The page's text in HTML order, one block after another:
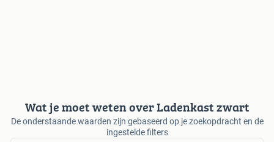
Wat je moet weten over Ladenkast zwart
De onderstaande waarden zijn gebaseerd op je zoekopdracht en de
ingestelde filters